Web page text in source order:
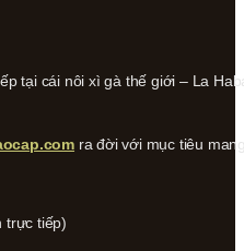
tại cái nôi xì gà thế giới – La
ra đời với mục tiêu
tiếp)